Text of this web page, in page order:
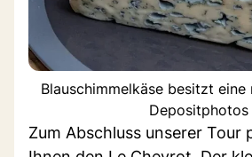
Blauschimmelkäse besitzt
Depositphotos
Zum Abschluss unserer Tour